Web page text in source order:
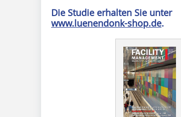
Die Studie erhalten Sie unter
www.luenendonk-shop.de.